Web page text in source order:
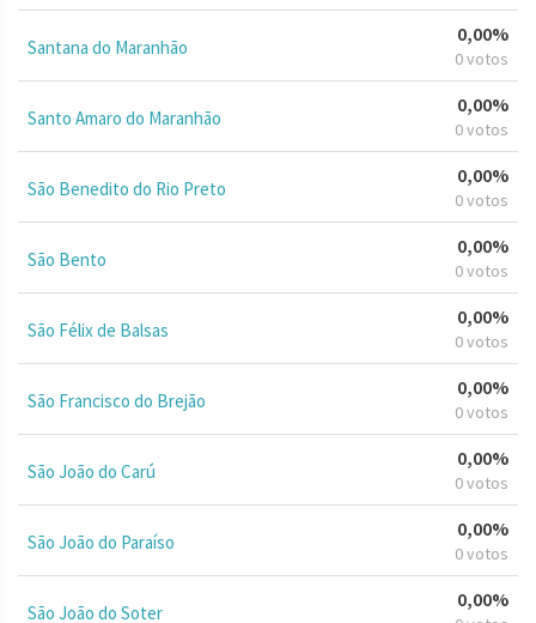
Santana do Maranhão
0,00%
0 votos
Santo Amaro do Maranhão
0,00%
0 votos
São Benedito do Rio Preto
0,00%
0 votos
São Bento
0,00%
0 votos
São Félix de Balsas
0,00%
0 votos
São Francisco do Brejão
0,00%
0 votos
São João do Carú
0,00%
0 votos
São João do Paraíso
0,00%
0 votos
São João do Soter
0,00%